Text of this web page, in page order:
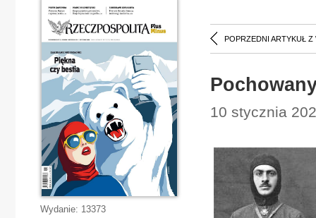
POPRZEDNI ARTYKUŁ Z
10 stycznia
Wydanie: 13373